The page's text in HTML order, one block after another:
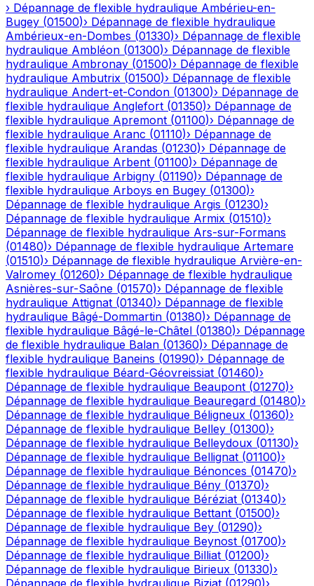
› Dépannage de flexible hydraulique Ambérieu-en-
Bugey (01500)› Dépannage de flexible hydraulique
Ambérieux-en-Dombes (01330)› Dépannage de flexible
hydraulique Ambléon (01300)› Dépannage de flexible
hydraulique Ambronay (01500)› Dépannage de flexible
hydraulique Ambutrix (01500)› Dépannage de flexible
hydraulique Andert-et-Condon (01300)› Dépannage de
flexible hydraulique Anglefort (01350)› Dépannage de
flexible hydraulique Apremont (01100)› Dépannage de
flexible hydraulique Aranc (01110)› Dépannage de
flexible hydraulique Arandas (01230)› Dépannage de
flexible hydraulique Arbent (01100)› Dépannage de
flexible hydraulique Arbigny (01190)› Dépannage de
flexible hydraulique Arboys en Bugey (01300)›
Dépannage de flexible hydraulique Argis (01230)›
Dépannage de flexible hydraulique Armix (01510)›
Dépannage de flexible hydraulique Ars-sur-Formans
(01480)› Dépannage de flexible hydraulique Artemare
(01510)› Dépannage de flexible hydraulique Arvière-en-
Valromey (01260)› Dépannage de flexible hydraulique
Asnières-sur-Saône (01570)› Dépannage de flexible
hydraulique Attignat (01340)› Dépannage de flexible
hydraulique Bâgé-Dommartin (01380)› Dépannage de
flexible hydraulique Bâgé-le-Châtel (01380)› Dépannage
de flexible hydraulique Balan (01360)› Dépannage de
flexible hydraulique Baneins (01990)› Dépannage de
flexible hydraulique Béard-Géovreissiat (01460)›
Dépannage de flexible hydraulique Beaupont (01270)›
Dépannage de flexible hydraulique Beauregard (01480)›
Dépannage de flexible hydraulique Béligneux (01360)›
Dépannage de flexible hydraulique Belley (01300)›
Dépannage de flexible hydraulique Belleydoux (01130)›
Dépannage de flexible hydraulique Bellignat (01100)›
Dépannage de flexible hydraulique Bénonces (01470)›
Dépannage de flexible hydraulique Bény (01370)›
Dépannage de flexible hydraulique Béréziat (01340)›
Dépannage de flexible hydraulique Bettant (01500)›
Dépannage de flexible hydraulique Bey (01290)›
Dépannage de flexible hydraulique Beynost (01700)›
Dépannage de flexible hydraulique Billiat (01200)›
Dépannage de flexible hydraulique Birieux (01330)›